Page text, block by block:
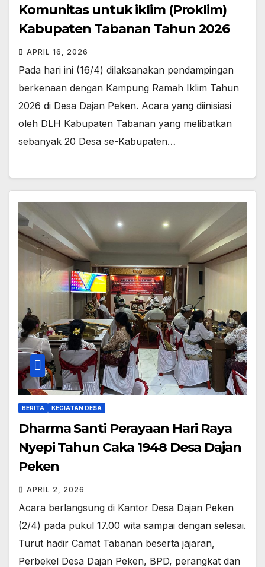
Komunitas untuk iklim (Proklim)
Kabupaten Tabanan Tahun 2026
APRIL 16, 2026
Pada hari ini (16/4) dilaksanakan pendampingan
berkenaan dengan Kampung Ramah Iklim Tahun
2026 di Desa Dajan Peken. Acara yang diinisiasi
oleh DLH Kabupaten Tabanan yang melibatkan
sebanyak 20 Desa se-Kabupaten…
BERITA KEGIATAN DESA
Dharma Santi Perayaan Hari Raya
Nyepi Tahun Caka 1948 Desa Dajan
Peken
APRIL 2, 2026
Acara berlangsung di Kantor Desa Dajan Peken
(2/4) pada pukul 17.00 wita sampai dengan selesai.
Turut hadir Camat Tabanan beserta jajaran,
Perbekel Desa Dajan Peken, BPD, perangkat dan